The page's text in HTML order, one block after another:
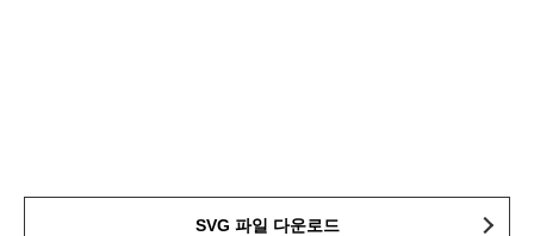
SVG 파일 다운로드